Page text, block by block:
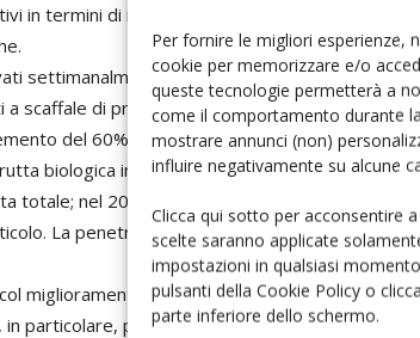
Per fornire le migliori esperienze,
cookie per memorizzare e/o
queste tecnologie permetterà a
come il comportamento durante
mostrare annunci (non)
influire negativamente su alcune
Clicca qui sotto per acconsentire
scelte saranno applicate
impostazioni in qualsiasi
pulsanti della Cookie Policy o
parte inferiore dello schermo.
in termini di residui presenti sul prodotto e nella
settimanalmente dal CSO su un panel di punti
scaffale di prodotti biologici è sensibilmente
del 60%, e anche i dati sui consumi parlano
biologica in Italia nel 2015 si sono attestati su
totale; nel 2017 i quantitativi bio sono saliti a
La penetrazione del bio in questi anni è
miglioramento della fiducia degli italiani, è
particolare, presso la ristorazione. Canale che